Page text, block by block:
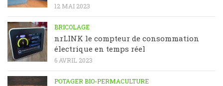
12 MAI 2023
BRICOLAGE
nrLINK le compteur de consommation
électrique en temps réel
6 AVRIL 2023
POTAGER BIO-PERMACULTURE